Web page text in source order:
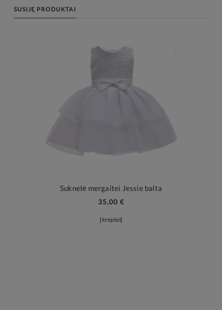
SUSIJĘ PRODUKTAI
Suknelė mergaitei Jessie balta
35,00 €
Į krepšelį